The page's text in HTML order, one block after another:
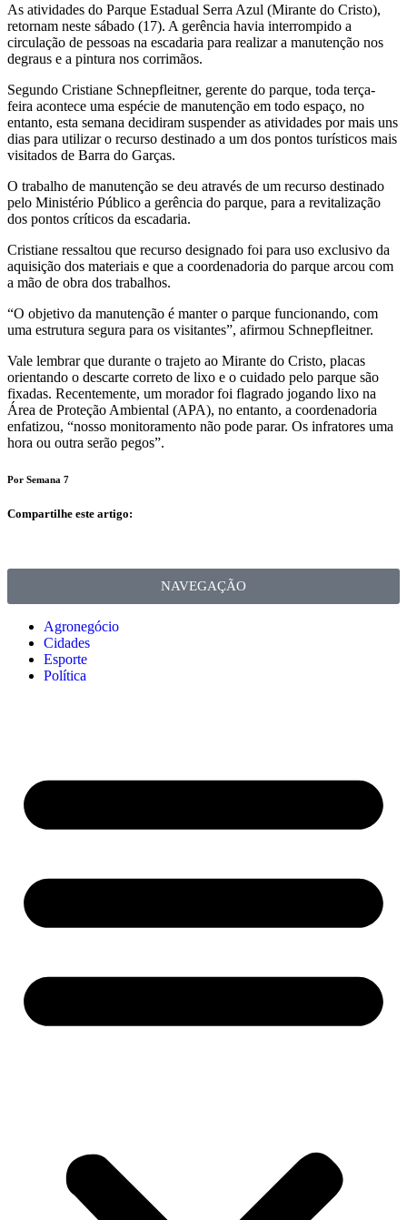
As atividades do Parque Estadual Serra Azul (Mirante do Cristo),
retornam neste sábado (17). A gerência havia interrompido a
circulação de pessoas na escadaria para realizar a manutenção nos
degraus e a pintura nos corrimãos.
Segundo Cristiane Schnepfleitner, gerente do parque, toda terça-
feira acontece uma espécie de manutenção em todo espaço, no
entanto, esta semana decidiram suspender as atividades por mais uns
dias para utilizar o recurso destinado a um dos pontos turísticos mais
visitados de Barra do Garças.
O trabalho de manutenção se deu através de um recurso destinado
pelo Ministério Público a gerência do parque, para a revitalização
dos pontos críticos da escadaria.
Cristiane ressaltou que recurso designado foi para uso exclusivo da
aquisição dos materiais e que a coordenadoria do parque arcou com
a mão de obra dos trabalhos.
“O objetivo da manutenção é manter o parque funcionando, com
uma estrutura segura para os visitantes”, afirmou Schnepfleitner.
Vale lembrar que durante o trajeto ao Mirante do Cristo, placas
orientando o descarte correto de lixo e o cuidado pelo parque são
fixadas. Recentemente, um morador foi flagrado jogando lixo na
Área de Proteção Ambiental (APA), no entanto, a coordenadoria
enfatizou, “nosso monitoramento não pode parar. Os infratores uma
hora ou outra serão pegos”.
Por Semana 7
Compartilhe este artigo:
NAVEGAÇÃO
Agronegócio
Cidades
Esporte
Política